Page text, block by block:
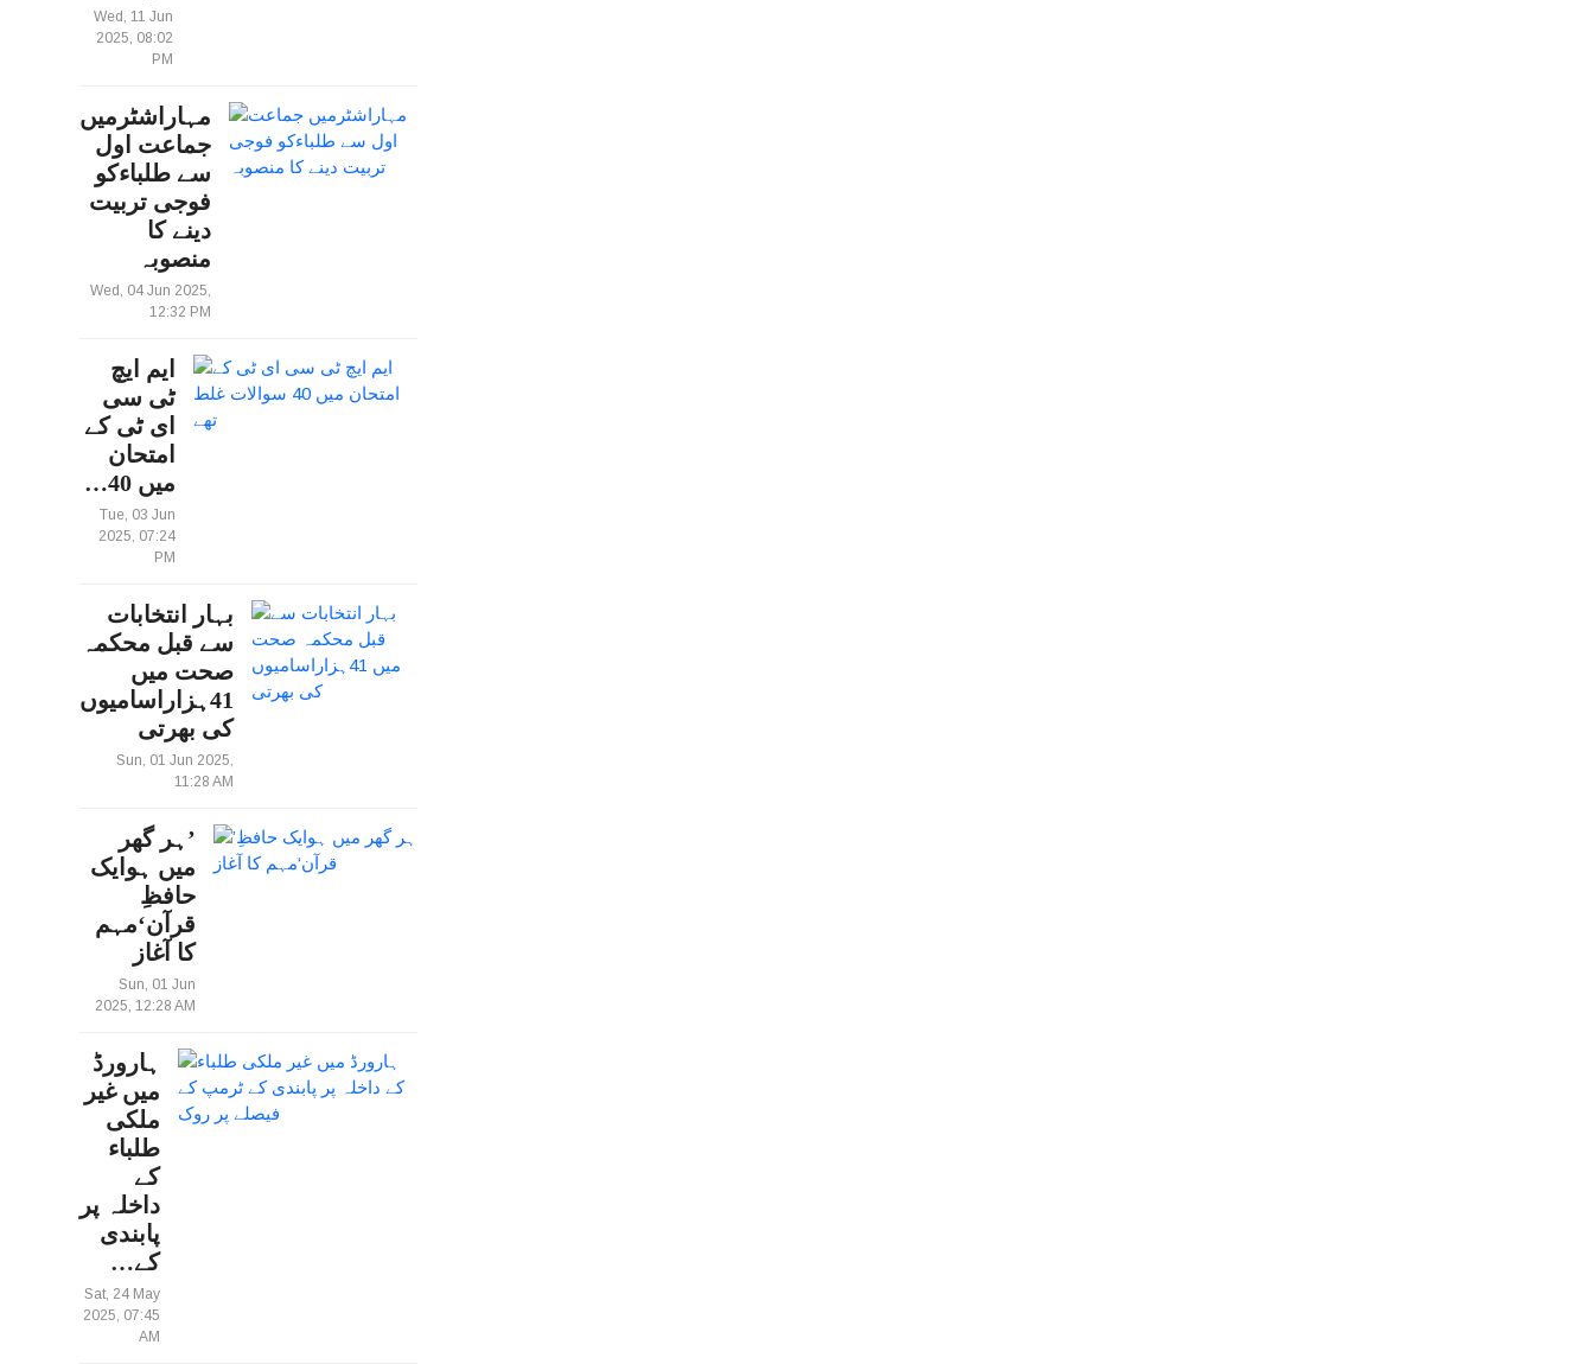
Wed, 11 Jun
2025, 08:02
PM
مہاراشٹرمیں
جماعت اول
سے طلباءکو
فوجی تربیت
دینے کا
منصوبہ
Wed, 04 Jun 2025,
12:32 PM
ایم ایچ
ٹی سی
ای ٹی کے
امتحان
میں 40…
Tue, 03 Jun
2025, 07:24
PM
بہار انتخابات
سے قبل محکمہ
صحت میں
41ہزاراسامیوں
کی بھرتی
Sun, 01 Jun 2025,
11:28 AM
’ہر گھر
میں ہوایک
حافظِ
قرآن‘مہم
کا آغاز
Sun, 01 Jun
2025, 12:28 AM
ہارورڈ
میں غیر
ملکی
طلباء
کے
داخلہ پر
پابندی
کے…
Sat, 24 May
2025, 07:45
AM